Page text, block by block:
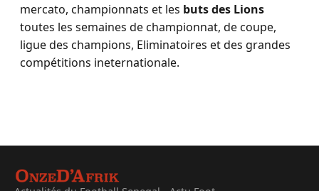
mercato, championnats et les buts des Lions
toutes les semaines de championnat, de coupe,
ligue des champions, Eliminatoires et des grandes
compétitions ineternationale.